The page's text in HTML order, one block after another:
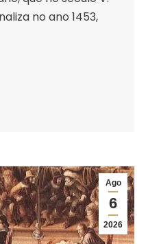
no ano 1453,
Ago
6
2026